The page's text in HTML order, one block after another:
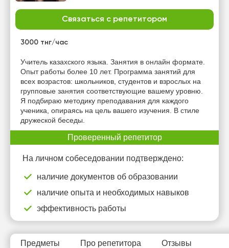
Связаться с репетитором
3000 тнг/час
Учитель казахского языка. Занятия в онлайн формате.
Опыт работы более 10 лет. Программа занятий для
всех возрастов: школьников, студентов и взрослых на
групповые занятия соответствующие вашему уровню.
Я подбираю методику преподавания для каждого
ученика, опираясь на цель вашего изучения. В стиле
дружеской беседы.
Проверенный репетитор
На личном собеседовании подтверждено:
наличие документов об образовании
наличие опыта и необходимых навыков
эффективность работы
Предметы Про репетитора Отзывы
сб
вс
Нет
свободных
часов
15:00
15:30
16:00
16:30
17:00
Нет
свободных
часов
Нет
свободных
часов